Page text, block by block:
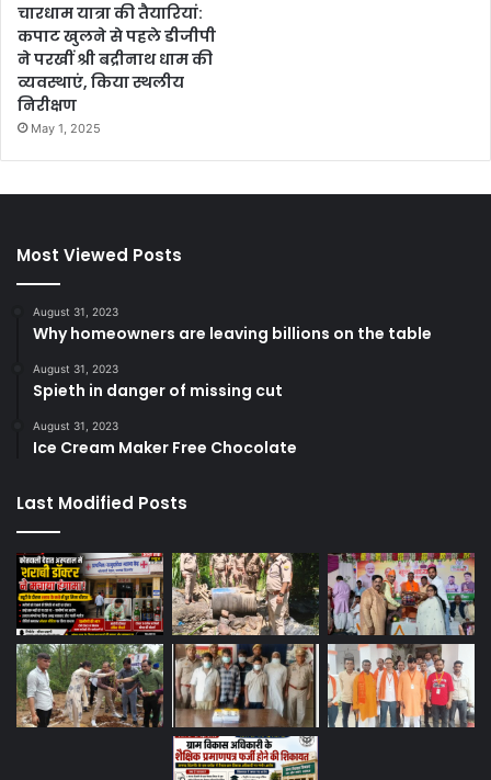
चारधाम यात्रा की तैयारियां:
कपाट खुलने से पहले डीजीपी
ने परखीं श्री बद्रीनाथ धाम की
व्यवस्थाएं, किया स्थलीय
निरीक्षण
May 1, 2025
Most Viewed Posts
August 31, 2023
Why homeowners are leaving billions on the table
August 31, 2023
Spieth in danger of missing cut
August 31, 2023
Ice Cream Maker Free Chocolate
Last Modified Posts